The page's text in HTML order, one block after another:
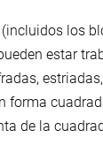
los
estar
forma
de la